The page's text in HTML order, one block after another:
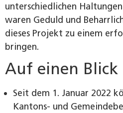
unterschiedlichen
waren Geduld und
dieses Projekt zu einem
bringen.
Auf einen Blick
Seit dem 1. Januar 2022
Kantons- und